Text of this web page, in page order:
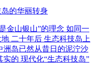
的华丽转身
金山银山”的理念 如同一
二十年后 生态科技岛上
洲岛已然从昔日的泥泞沙
的 现代化“生态科技岛”